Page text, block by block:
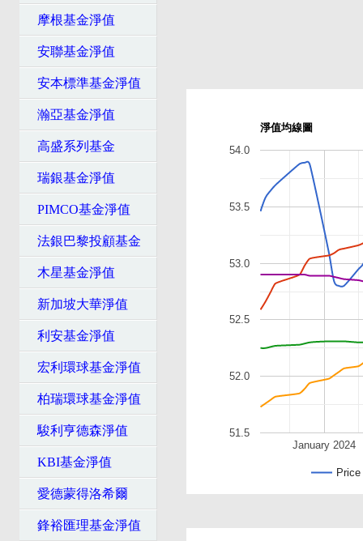
摩根基金淨值
安聯基金淨值
安本標準基金淨值
瀚亞基金淨值
高盛系列基金
瑞銀基金淨值
PIMCO基金淨值
法銀巴黎投顧基金
木星基金淨值
新加坡大華淨值
利安基金淨值
宏利環球基金淨值
柏瑞環球基金淨值
駿利亨德森淨值
KBI基金淨值
愛德蒙得洛希爾
鋒裕匯理基金淨值
淨值均線圖
Price
January 2024
51.5
52.0
52.5
53.0
53.5
54.0